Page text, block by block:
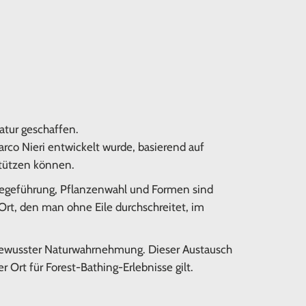
geschaffen.
Nieri entwickelt wurde, basierend auf
können.
Pflanzenwahl und Formen sind
den man ohne Eile durchschreitet, im
Naturwahrnehmung. Dieser Austausch
Ort für Forest-Bathing-Erlebnisse gilt.